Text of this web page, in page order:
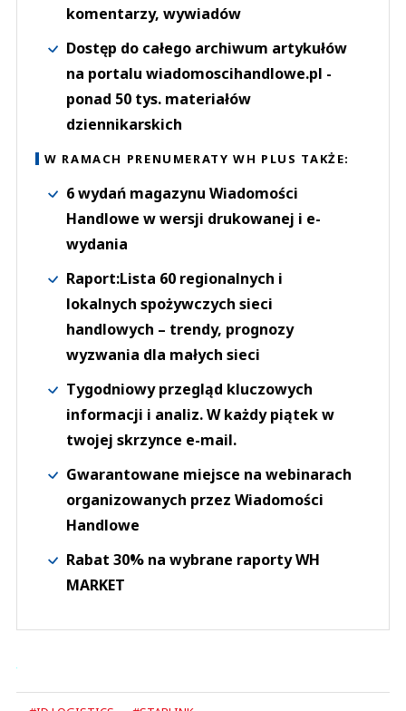
komentarzy, wywiadów
Dostęp do całego archiwum artykułów
na portalu wiadomoscihandlowe.pl -
ponad 50 tys. materiałów
dziennikarskich
W RAMACH PRENUMERATY WH PLUS TAKŻE:
6 wydań magazynu Wiadomości
Handlowe w wersji drukowanej i e-
wydania
Raport:Lista 60 regionalnych i
lokalnych spożywczych sieci
handlowych – trendy, prognozy
wyzwania dla małych sieci
Tygodniowy przegląd kluczowych
informacji i analiz. W każdy piątek w
twojej skrzynce e-mail.
Gwarantowane miejsce na webinarach
organizowanych przez Wiadomości
Handlowe
Rabat 30% na wybrane raporty WH
MARKET